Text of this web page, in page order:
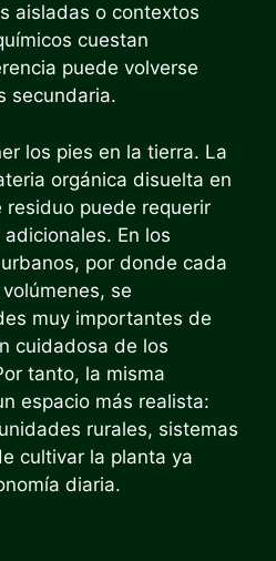
aisladas o contextos
cuestan
puede volverse
secundaria.
los pies en la tierra. La
orgánica disuelta en
puede requerir
En los
por donde cada
se
muy importantes de
cuidadosa de los
tanto, la misma
espacio más realista:
rurales, sistemas
cultivar la planta ya
diaria.